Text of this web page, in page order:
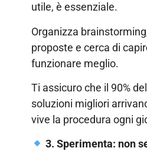
utile, è essenziale.
Organizza
proposte e cerca di
funzionare meglio.
Ti assicuro che il 90%
soluzioni migliori
vive la procedura ogni
3. Sperimenta: non